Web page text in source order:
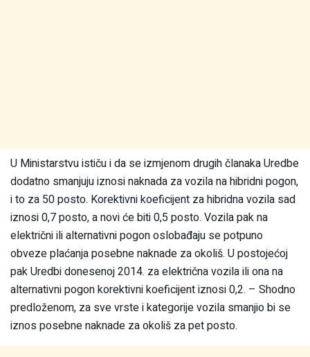
U Ministarstvu ističu i da se izmjenom drugih članaka Uredbe
dodatno smanjuju iznosi naknada za vozila na hibridni pogon,
i to za 50 posto. Korektivni koeficijent za hibridna vozila sad
iznosi 0,7 posto, a novi će biti 0,5 posto. Vozila pak na
električni ili alternativni pogon oslobađaju se potpuno
obveze plaćanja posebne naknade za okoliš. U postojećoj
pak Uredbi donesenoj 2014. za električna vozila ili ona na
alternativni pogon korektivni koeficijent iznosi 0,2. – Shodno
predloženom, za sve vrste i kategorije vozila smanjio bi se
iznos posebne naknade za okoliš za pet posto.